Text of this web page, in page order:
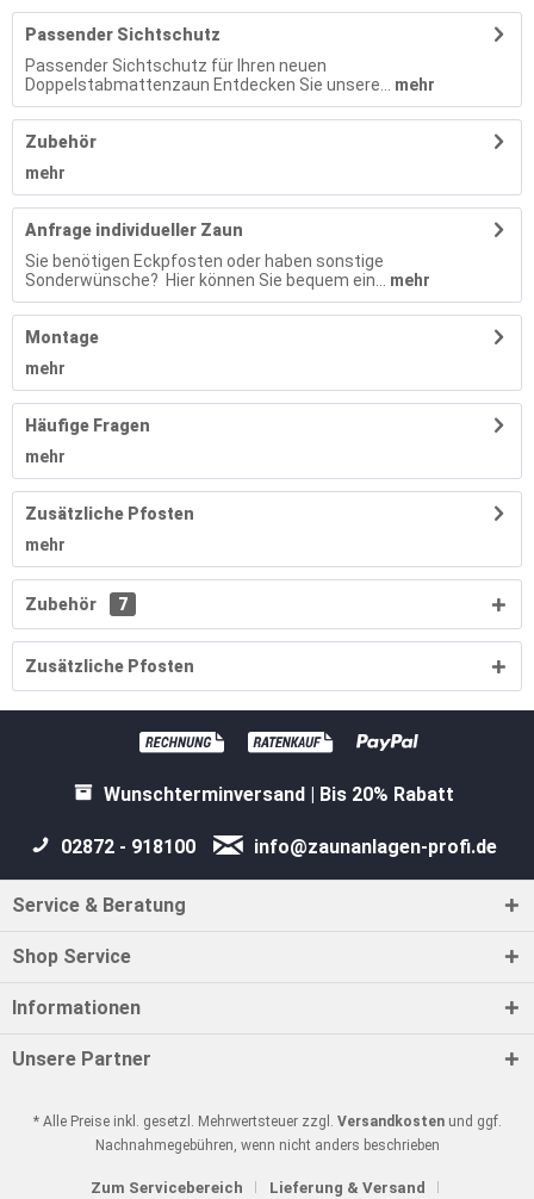
Passender Sichtschutz
Passender Sichtschutz für Ihren neuen
Doppelstabmattenzaun Entdecken Sie unsere...
mehr
Zubehör
mehr
Anfrage individueller Zaun
Sie benötigen Eckpfosten oder haben sonstige
Sonderwünsche? Hier können Sie bequem ein...
mehr
Montage
mehr
Häufige Fragen
mehr
Zusätzliche Pfosten
mehr
Zubehör 7
Zusätzliche Pfosten
Wunschterminversand | Bis 20% Rabatt
02872 - 918100 info@zaunanlagen-profi.de
Service & Beratung
Shop Service
Informationen
Unsere Partner
* Alle Preise inkl. gesetzl. Mehrwertsteuer zzgl. Versandkostenund ggf.
Nachnahmegebühren, wenn nicht anders beschrieben
Zum Servicebereich Lieferung & Versand